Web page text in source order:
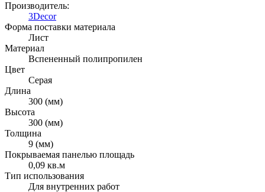
Производитель:
3Decor
Форма поставки материала
Лист
Материал
Вспененный полипропилен
Цвет
Серая
Длина
300 (мм)
Высота
300 (мм)
Толщина
9 (мм)
Покрываемая панелью площадь
0,09 кв.м
Тип использования
Для внутренних работ